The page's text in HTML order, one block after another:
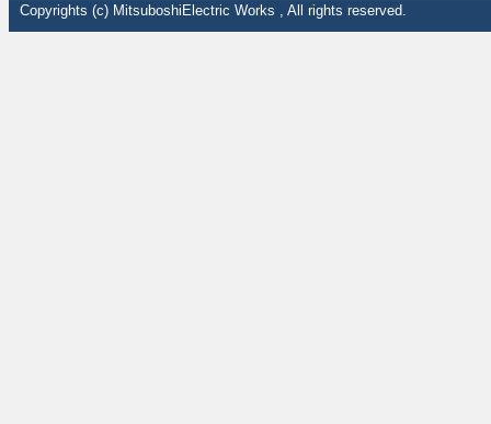
Copyrights (c) MitsuboshiElectric Works , All rights reserved.